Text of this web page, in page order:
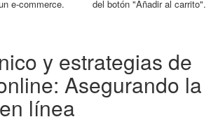
e-commerce.
del botón "Añadir al carrito".
y estrategias de
Asegurando la
línea